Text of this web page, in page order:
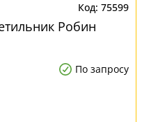
75599
Робин
По запросу